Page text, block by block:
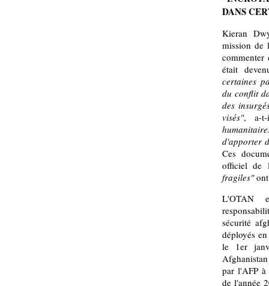
DANS
Kieran
mission de
était
certaines
du conflit
des
visés", a-t-
d'apporter
Ces
officiel de
fragiles"
L'OTAN
sécurité
déployés
le 1er
par l'AFP à
de l'année